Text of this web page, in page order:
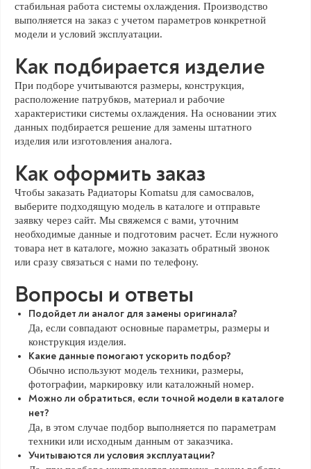
стабильная работа системы охлаждения. Производство
выполняется на заказ с учетом параметров конкретной
модели и условий эксплуатации.
Как подбирается изделие
При подборе учитываются размеры, конструкция,
расположение патрубков, материал и рабочие
характеристики системы охлаждения. На основании этих
данных подбирается решение для замены штатного
изделия или изготовления аналога.
Как оформить заказ
Чтобы заказать Радиаторы Komatsu для самосвалов,
выберите подходящую модель в каталоге и отправьте
заявку через сайт. Мы свяжемся с вами, уточним
необходимые данные и подготовим расчет. Если нужного
товара нет в каталоге, можно заказать обратный звонок
или сразу связаться с нами по телефону.
Вопросы и ответы
Подойдет ли аналог для замены оригинала?
Да, если совпадают основные параметры, размеры и
конструкция изделия.
Какие данные помогают ускорить подбор?
Обычно используют модель техники, размеры,
фотографии, маркировку или каталожный номер.
Можно ли обратиться, если точной модели в каталоге
нет?
Да, в этом случае подбор выполняется по параметрам
техники или исходным данным от заказчика.
Учитываются ли условия эксплуатации?